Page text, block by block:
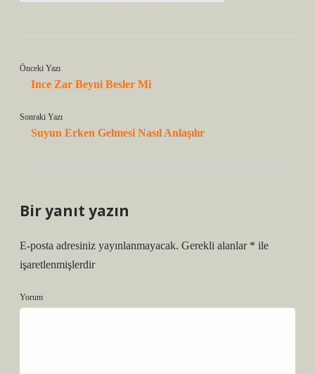
Önceki Yazı
Ince Zar Beyni Besler Mi
Sonraki Yazı
Suyun Erken Gelmesi Nasıl Anlaşılır
Bir yanıt yazın
E-posta adresiniz yayınlanmayacak. Gerekli alanlar * ile
işaretlenmişlerdir
Yorum